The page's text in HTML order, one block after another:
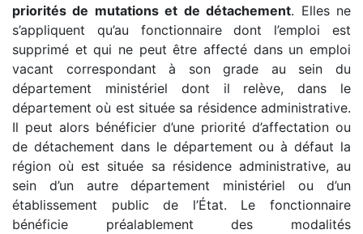
priorités de mutations et de détachement. Elles ne
s’appliquent qu’au fonctionnaire dont l’emploi est
supprimé et qui ne peut être affecté dans un emploi
vacant correspondant à son grade au sein du
département ministériel dont il relève, dans le
département où est située sa résidence administrative.
Il peut alors bénéficier d’une priorité d’affectation ou
de détachement dans le département ou à défaut la
région où est située sa résidence administrative, au
sein d’un autre département ministériel ou d’un
établissement public de l’État. Le fonctionnaire
bénéficie préalablement des modalités